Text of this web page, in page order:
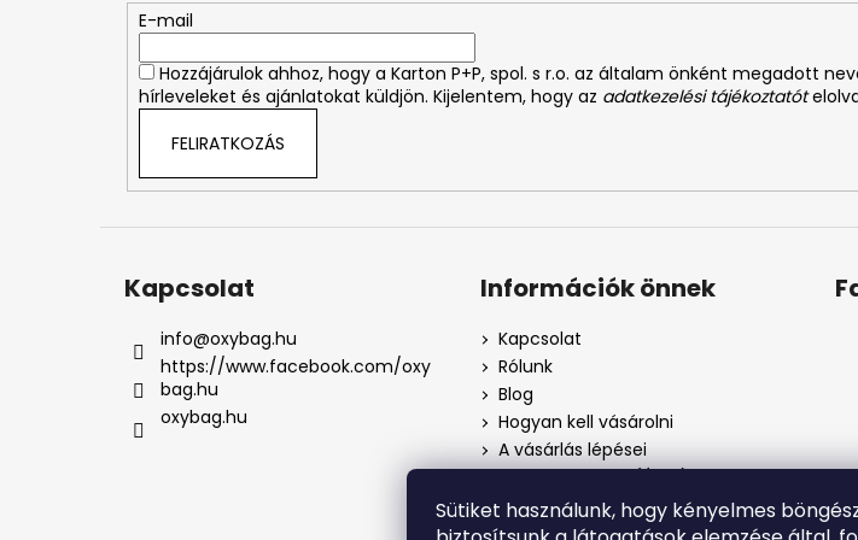
Sütiket használunk, hogy kényelmes
E-mail
Hozzájárulok ahhoz, hogy a Karton P+P, spol. s r.o. az általam önként megadott
hírleveleket és ajánlatokat küldjön. Kijelentem, hogy az adatkezelési tájékoztatót
FELIRATKOZÁS
Kapcsolat
info@oxybag.hu
https://www.facebook.com/oxy
bag.hu
oxybag.hu
Információk önnek
Kapcsolat
Rólunk
Blog
Hogyan kell vásárolni
A vásárlás lépései
Adatkezelési tájékoztató
Panaszos eljárás